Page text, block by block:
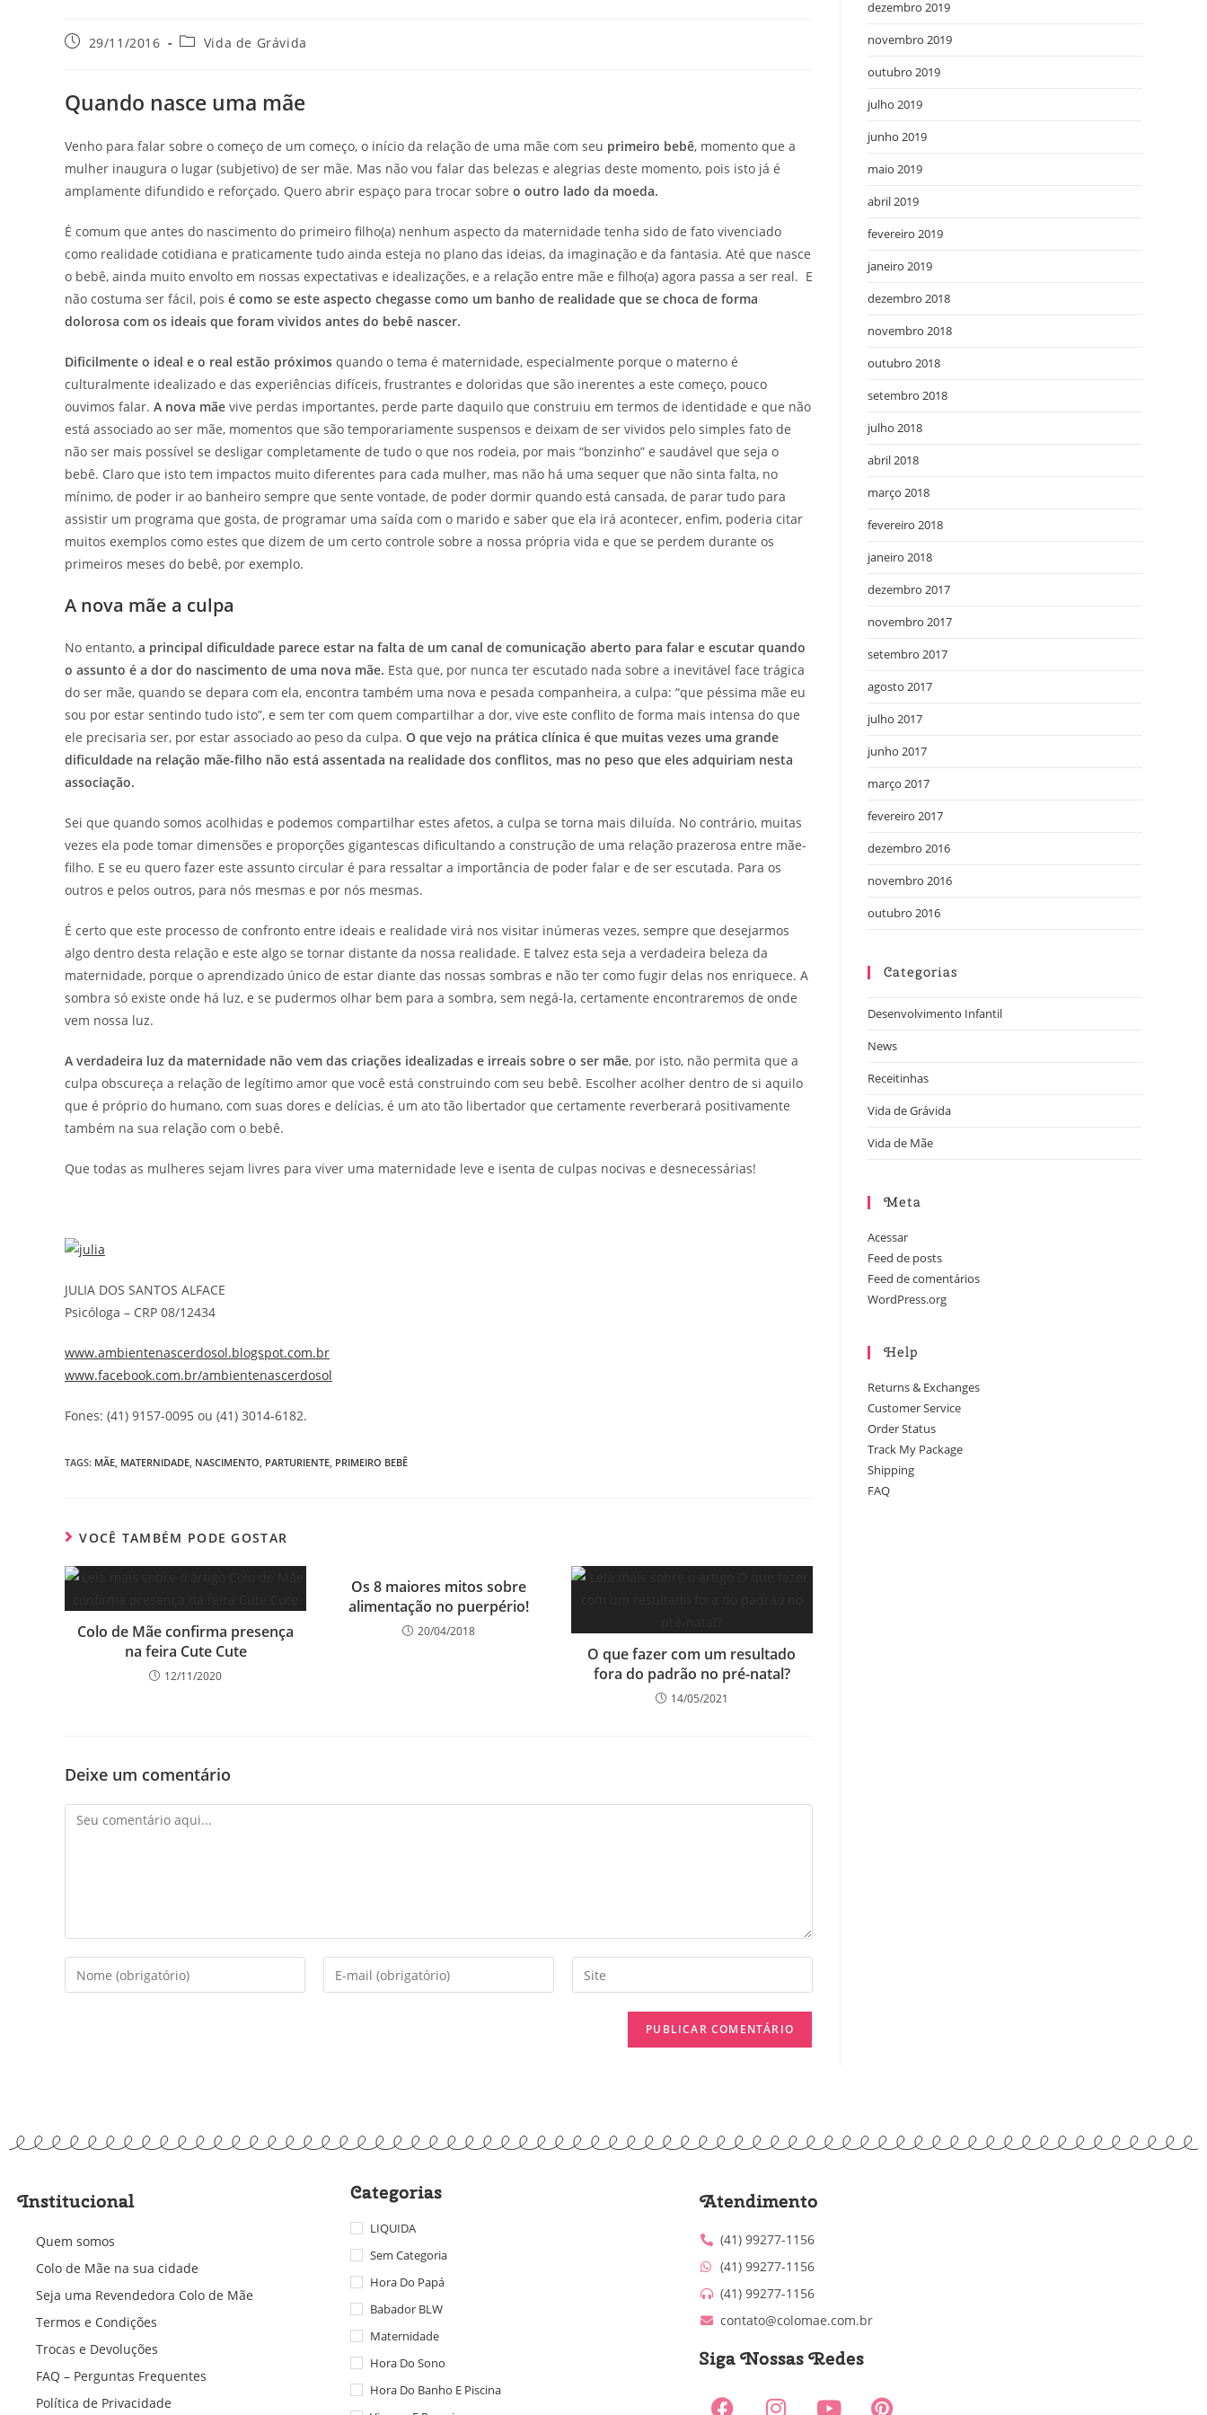
29/11/2016 Vida de Grávida
Quando nasce uma mãe
Venho para falar sobre o começo de um começo, o início da relação de uma mãe com seu primeiro bebê, momento que a
mulher inaugura o lugar (subjetivo) de ser mãe. Mas não vou falar das belezas e alegrias deste momento, pois isto já é
amplamente difundido e reforçado. Quero abrir espaço para trocar sobre o outro lado da moeda.
É comum que antes do nascimento do primeiro filho(a) nenhum aspecto da maternidade tenha sido de fato vivenciado
como realidade cotidiana e praticamente tudo ainda esteja no plano das ideias, da imaginação e da fantasia. Até que nasce
o bebê, ainda muito envolto em nossas expectativas e idealizações, e a relação entre mãe e filho(a) agora passa a ser real. E
não costuma ser fácil, pois é como se este aspecto chegasse como um banho de realidade que se choca de forma
dolorosa com os ideais que foram vividos antes do bebê nascer.
Dificilmente o ideal e o real estão próximos quando o tema é maternidade, especialmente porque o materno é
culturalmente idealizado e das experiências difíceis, frustrantes e doloridas que são inerentes a este começo, pouco
ouvimos falar. A nova mãe vive perdas importantes, perde parte daquilo que construiu em termos de identidade e que não
está associado ao ser mãe, momentos que são temporariamente suspensos e deixam de ser vividos pelo simples fato de
não ser mais possível se desligar completamente de tudo o que nos rodeia, por mais “bonzinho” e saudável que seja o
bebê. Claro que isto tem impactos muito diferentes para cada mulher, mas não há uma sequer que não sinta falta, no
mínimo, de poder ir ao banheiro sempre que sente vontade, de poder dormir quando está cansada, de parar tudo para
assistir um programa que gosta, de programar uma saída com o marido e saber que ela irá acontecer, enfim, poderia citar
muitos exemplos como estes que dizem de um certo controle sobre a nossa própria vida e que se perdem durante os
primeiros meses do bebê, por exemplo.
A nova mãe a culpa
No entanto, a principal dificuldade parece estar na falta de um canal de comunicação aberto para falar e escutar quando
o assunto é a dor do nascimento de uma nova mãe. Esta que, por nunca ter escutado nada sobre a inevitável face trágica
do ser mãe, quando se depara com ela, encontra também uma nova e pesada companheira, a culpa: “que péssima mãe eu
sou por estar sentindo tudo isto”, e sem ter com quem compartilhar a dor, vive este conflito de forma mais intensa do que
ele precisaria ser, por estar associado ao peso da culpa. O que vejo na prática clínica é que muitas vezes uma grande
dificuldade na relação mãe-filho não está assentada na realidade dos conflitos, mas no peso que eles adquiriam nesta
associação.
Sei que quando somos acolhidas e podemos compartilhar estes afetos, a culpa se torna mais diluída. No contrário, muitas
vezes ela pode tomar dimensões e proporções gigantescas dificultando a construção de uma relação prazerosa entre mãe-
filho. E se eu quero fazer este assunto circular é para ressaltar a importância de poder falar e de ser escutada. Para os
outros e pelos outros, para nós mesmas e por nós mesmas.
É certo que este processo de confronto entre ideais e realidade virá nos visitar inúmeras vezes, sempre que desejarmos
algo dentro desta relação e este algo se tornar distante da nossa realidade. E talvez esta seja a verdadeira beleza da
maternidade, porque o aprendizado único de estar diante das nossas sombras e não ter como fugir delas nos enriquece. A
sombra só existe onde há luz, e se pudermos olhar bem para a sombra, sem negá-la, certamente encontraremos de onde
vem nossa luz.
A verdadeira luz da maternidade não vem das criações idealizadas e irreais sobre o ser mãe, por isto, não permita que a
culpa obscureça a relação de legítimo amor que você está construindo com seu bebê. Escolher acolher dentro de si aquilo
que é próprio do humano, com suas dores e delícias, é um ato tão libertador que certamente reverberará positivamente
também na sua relação com o bebê.
Que todas as mulheres sejam livres para viver uma maternidade leve e isenta de culpas nocivas e desnecessárias!
JULIA DOS SANTOS ALFACE
Psicóloga – CRP 08/12434
www.ambientenascerdosol.blogspot.com.br
www.facebook.com.br/ambientenascerdosol
Fones: (41) 9157-0095 ou (41) 3014-6182.
TAGS: MÃE, MATERNIDADE, NASCIMENTO, PARTURIENTE, PRIMEIRO BEBÊ
VOCÊ TAMBÉM PODE GOSTAR
Colo de Mãe confirma presença
na feira Cute Cute
12/11/2020
Os 8 maiores mitos sobre
alimentação no puerpério!
20/04/2018
O que fazer com um resultado
fora do padrão no pré-natal?
14/05/2021
Deixe um comentário
dezembro 2019
novembro 2019
outubro 2019
julho 2019
junho 2019
maio 2019
abril 2019
fevereiro 2019
janeiro 2019
dezembro 2018
novembro 2018
outubro 2018
setembro 2018
julho 2018
abril 2018
março 2018
fevereiro 2018
janeiro 2018
dezembro 2017
novembro 2017
setembro 2017
agosto 2017
julho 2017
junho 2017
março 2017
fevereiro 2017
dezembro 2016
novembro 2016
outubro 2016
Categorias
Desenvolvimento Infantil
News
Receitinhas
Vida de Grávida
Vida de Mãe
Meta
Acessar
Feed de posts
Feed de comentários
WordPress.org
Help
Returns & Exchanges
Customer Service
Order Status
Track My Package
Shipping
FAQ
Institucional
Quem somos
Colo de Mãe na sua cidade
Seja uma Revendedora Colo de Mãe
Termos e Condições
Trocas e Devoluções
FAQ – Perguntas Frequentes
Política de Privacidade
Categorias
LIQUIDA
Sem Categoria
Hora Do Papá
Babador BLW
Maternidade
Hora Do Sono
Hora Do Banho E Piscina
Atendimento
(41) 99277-1156
(41) 99277-1156
(41) 99277-1156
contato@colomae.com.br
Siga Nossas Redes